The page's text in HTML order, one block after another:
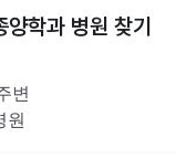
양학과 병원 찾기
변
원